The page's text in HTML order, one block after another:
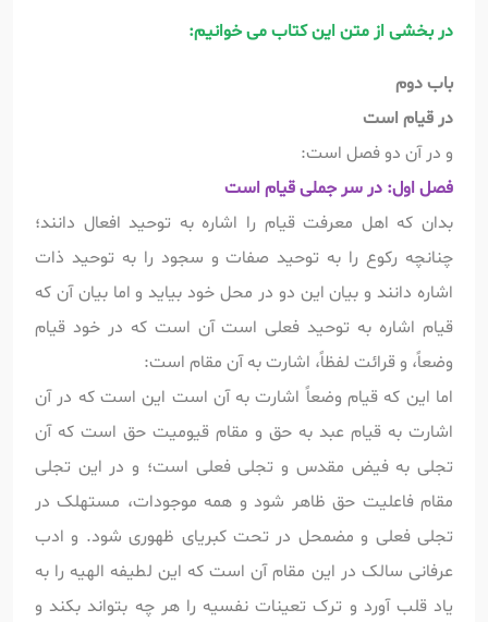
در بخشی از متن این کتاب می خوانیم:
باب دوم
در قیام است
و در آن دو فصل است:
فصل اول: در سر جملی قیام است
بدان که اهل معرفت قیام را اشاره به توحید افعال دانند؛
چنانچه رکوع را به توحيد صفات و سجود را به توحید ذات
اشاره دانند و بیان این دو در محل خود بیاید و اما بیان آن که
قیام اشاره به توحید فعلی است آن است که در خود قيام
وضعاً، و قرائت لفظاً، اشارت به آن مقام است:
اما این که قیام وضعاً اشارت به آن است این است که در آن
اشارت به قیام عبد به حق و مقام قیومیت حق است که آن
تجلی به فیض مقدس و تجلی فعلی است؛ و در این تجلی
مقام فاعلیت حق ظاهر شود و همه موجودات، مستهلک در
تجلی فعلی و مضمحل در تحت کبریای ظهوری شود. و ادب
عرفانی سالک در این مقام آن است که این لطیفه الهیه را به
یاد قلب آورد و ترک تعینات نفسیه را هر چه بتواند بکند و